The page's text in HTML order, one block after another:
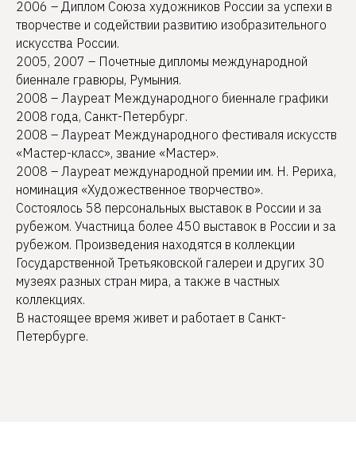
2006 – Диплом Союза художников России за успехи в
творчестве и содействии развитию изобразительного
искусства России.
2005, 2007 – Почетные дипломы международной
биеннале гравюры, Румыния.
2008 – Лауреат Международного биеннале графики
2008 года, Санкт-Петербург.
2008 – Лауреат Международного фестиваля искусств
«Мастер-класс», звание «Мастер».
2008 – Лауреат международной премии им. Н. Рериха,
номинация «Художественное творчество».
Состоялось 58 персональных выставок в России и за
рубежом. Участница более 450 выставок в России и за
рубежом. Произведения находятся в коллекции
Государственной Третьяковской галереи и других 30
музеях разных стран мира, а также в частных
коллекциях.
В настоящее время живет и работает в Санкт-
Петербурге.